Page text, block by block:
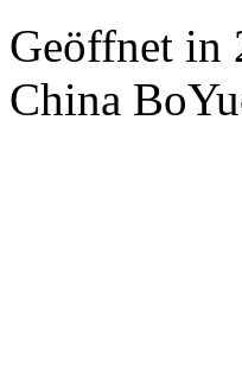
Geöffnet in
China